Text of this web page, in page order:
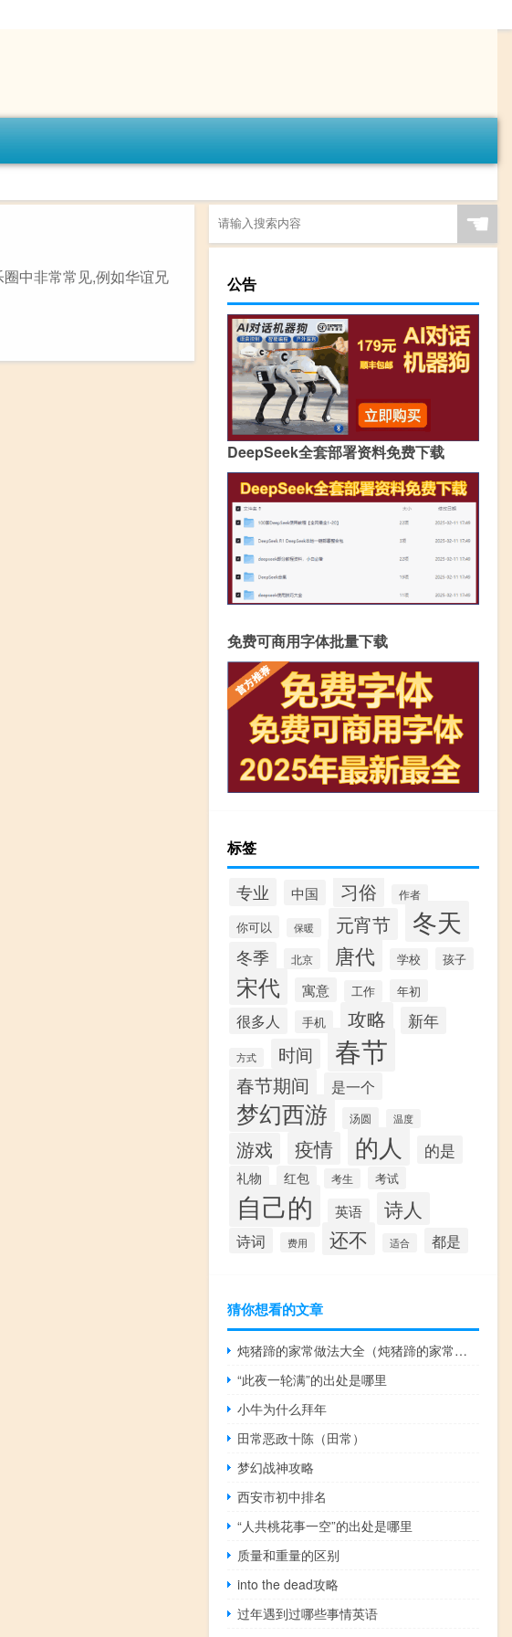
中非常常见,例如华谊兄
☚
公告
DeepSeek全套部署资料免费下载
免费可商用字体批量下载
标签
专业 中国 习俗 作者
你可以 保暖 元宵节 冬天
冬季 北京 唐代 学校 孩子
宋代 寓意 工作 年初
很多人 手机 攻略 新年
方式 时间 春节
春节期间 是一个
梦幻西游 汤圆 温度
游戏 疫情 的人 的是
礼物 红包 考生 考试
自己的 英语 诗人
诗词 费用 还不 适合 都是
猜你想看的文章
炖猪蹄的家常做法大全（炖猪蹄的家常做法）
“此夜一轮满”的出处是哪里
小牛为什么拜年
田常恶政十陈（田常）
梦幻战神攻略
西安市初中排名
“人共桃花事一空”的出处是哪里
质量和重量的区别
into the dead攻略
过年遇到过哪些事情英语